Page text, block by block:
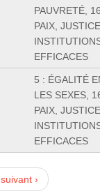
PAUVRETÉ,
PAIX,
EFFICACES
5 : ÉGALITÉ
LES SEXES,
PAIX,
EFFICACES
suivant ›